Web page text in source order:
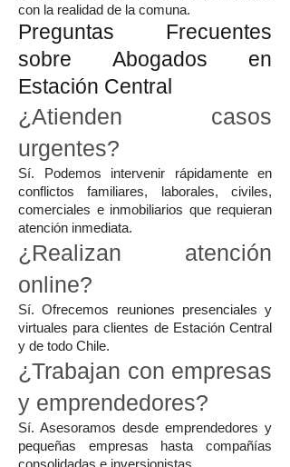
con la realidad de la comuna.
Preguntas Frecuentes
sobre Abogados en
Estación Central
¿Atienden casos
urgentes?
Sí. Podemos intervenir rápidamente en
conflictos familiares, laborales, civiles,
comerciales e inmobiliarios que requieran
atención inmediata.
¿Realizan atención
online?
Sí. Ofrecemos reuniones presenciales y
virtuales para clientes de Estación Central
y de todo Chile.
¿Trabajan con empresas
y emprendedores?
Sí. Asesoramos desde emprendedores y
pequeñas empresas hasta compañías